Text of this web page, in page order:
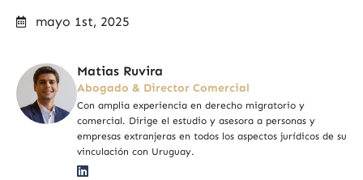
mayo 1st, 2025
Matias Ruvira
Abogado & Director Comercial
Con amplia experiencia en derecho migratorio y
comercial. Dirige el estudio y asesora a personas y
empresas extranjeras en todos los aspectos jurídicos de su
vinculación con Uruguay.